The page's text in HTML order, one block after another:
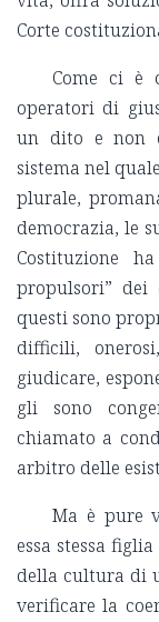
Corte
Come ci è
operatori di
un dito e non
sistema nel
plurale,
democrazia, le
Costituzione
propulsori”
questi sono
difficili,
giudicare,
gli sono
chiamato a
arbitro delle
Ma è pure
essa stessa
della cultura di
verificare la